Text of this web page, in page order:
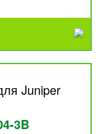
Juniper
3B